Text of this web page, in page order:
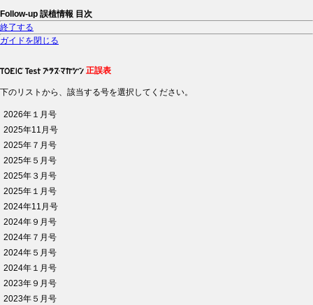
Follow-up 誤植情報 目次
終了する
ガイドを閉じる
正誤表
下のリストから、該当する号を選択してください。
2026年１月号
2025年11月号
2025年７月号
2025年５月号
2025年３月号
2025年１月号
2024年11月号
2024年９月号
2024年７月号
2024年５月号
2024年１月号
2023年９月号
2023年５月号